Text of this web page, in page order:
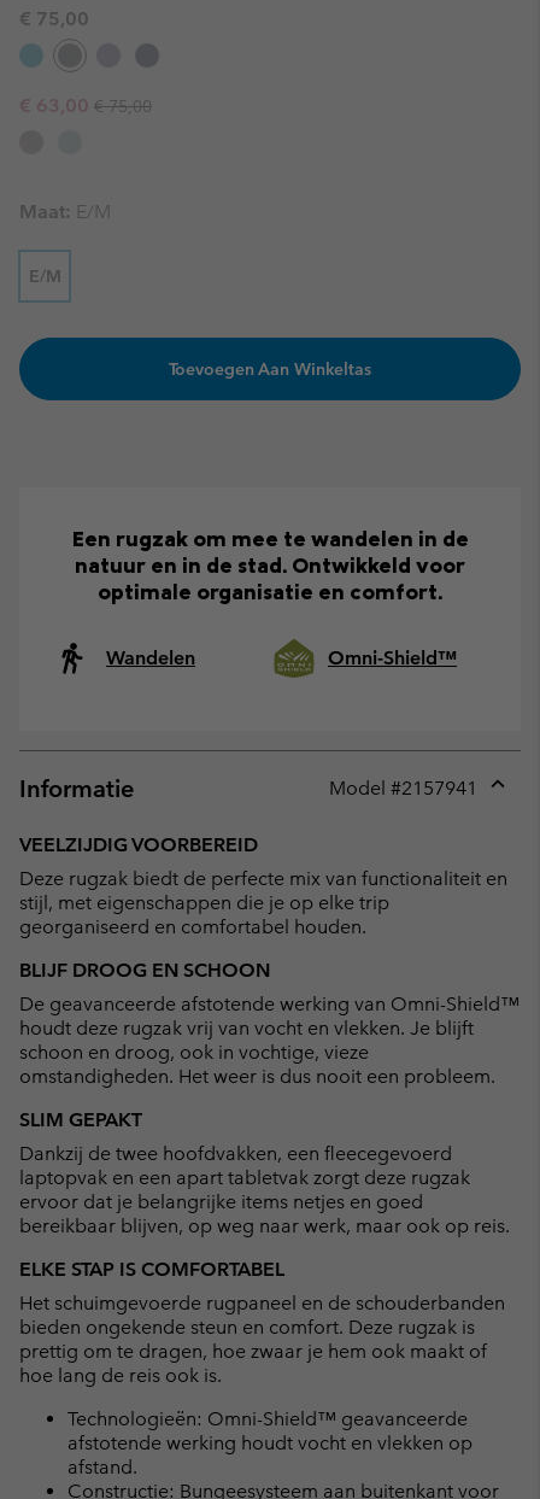
€ 75,00
Sale price:
€ 63,00 Regular price:
€ 75,00
Maat: E/M
E/M
Toevoegen Aan Winkeltas
Een rugzak om mee te wandelen in de
natuur en in de stad. Ontwikkeld voor
optimale organisatie en comfort.
Wandelen Omni-Shield™
Informatie Model #2157941
VEELZIJDIG VOORBEREID
Deze rugzak biedt de perfecte mix van functionaliteit en
stijl, met eigenschappen die je op elke trip
georganiseerd en comfortabel houden.
BLIJF DROOG EN SCHOON
De geavanceerde afstotende werking van Omni-Shield™
houdt deze rugzak vrij van vocht en vlekken. Je blijft
schoon en droog, ook in vochtige, vieze
omstandigheden. Het weer is dus nooit een probleem.
SLIM GEPAKT
Dankzij de twee hoofdvakken, een fleecegevoerd
laptopvak en een apart tabletvak zorgt deze rugzak
ervoor dat je belangrijke items netjes en goed
bereikbaar blijven, op weg naar werk, maar ook op reis.
ELKE STAP IS COMFORTABEL
Het schuimgevoerde rugpaneel en de schouderbanden
bieden ongekende steun en comfort. Deze rugzak is
prettig om te dragen, hoe zwaar je hem ook maakt of
hoe lang de reis ook is.
Technologieën: Omni-Shield™ geavanceerde
afstotende werking houdt vocht en vlekken op
afstand.
Constructie: Bungeesysteem aan buitenkant voor